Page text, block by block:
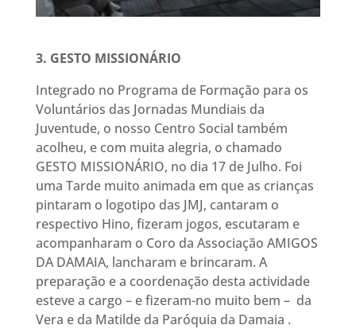
3. GESTO MISSIONÁRIO
Integrado no Programa de Formação para os
Voluntários das Jornadas Mundiais da
Juventude, o nosso Centro Social também
acolheu, e com muita alegria, o chamado
GESTO MISSIONÁRIO, no dia 17 de Julho. Foi
uma Tarde muito animada em que as crianças
pintaram o logotipo das JMJ, cantaram o
respectivo Hino, fizeram jogos, escutaram e
acompanharam o Coro da Associação AMIGOS
DA DAMAIA, lancharam e brincaram. A
preparação e a coordenação desta actividade
esteve a cargo – e fizeram-no muito bem – da
Vera e da Matilde da Paróquia da Damaia .